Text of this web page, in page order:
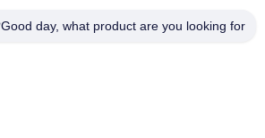
ضبط الجودة
اتصل بنا
Good day, what product are you looking for?